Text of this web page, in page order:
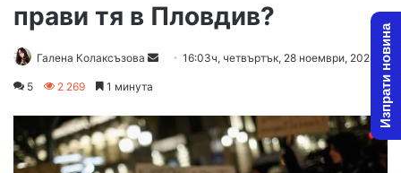
прави тя в Пловдив?
Галена Колаксъзова
Send16:03ч, четвъртък, 28 ноември, 2024
5 2 269 1 минута Изпрати новина